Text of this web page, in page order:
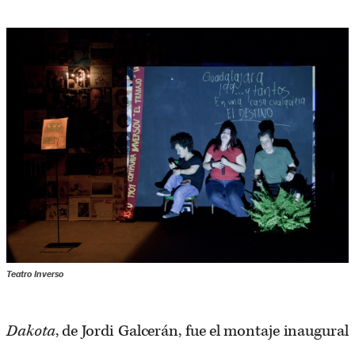
Teatro Inverso
Dakota, de Jordi Galcerán, fue el montaje inaugural